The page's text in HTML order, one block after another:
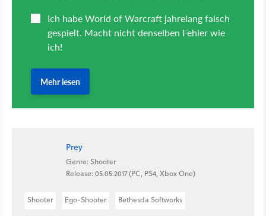
Prey
Genre: Shooter
Release: 05.05.2017 (PC, PS4, Xbox One)
Shooter Ego-Shooter Bethesda Softworks